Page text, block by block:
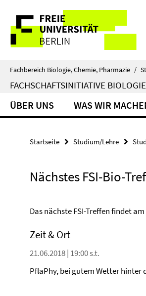
direkt
Inhalt
Service-
Navigation
Fachbereich Biologie, Chemie, Pharmazie /
FACHSCHAFTSINITIATIVE BIOLOGIE
ÜBER UNS WAS WIR
Startseite Studium/Lehre
Nächstes FSI-Bio-
Das nächste FSI-Treffen findet am
Zeit & Ort
21.06.2018 | 19:00 s.t.
PflaPhy, bei gutem Wetter hinter